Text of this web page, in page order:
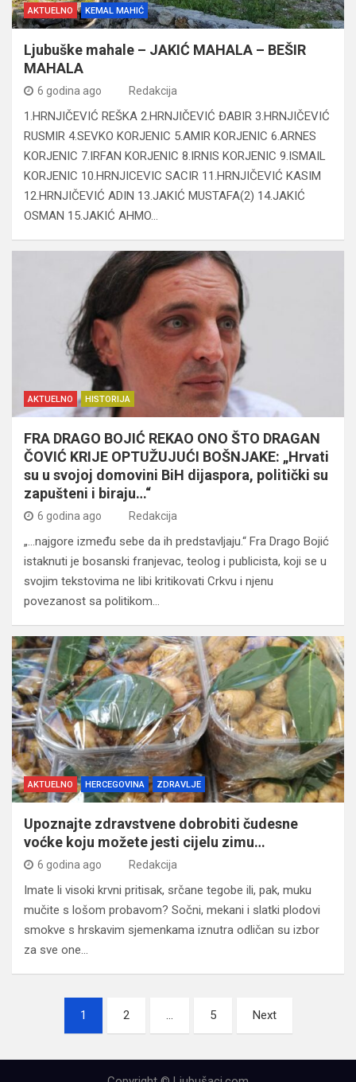
AKTUELNO KEMAL MAHIĆ
Ljubuške mahale – JAKIĆ MAHALA – BEŠIR
MAHALA
6 godina ago Redakcija
1.HRNJIČEVIĆ REŠKA 2.HRNJIČEVIĆ ĐABIR 3.HRNJIČEVIĆ
RUSMIR 4.SEVKO KORJENIC 5.AMIR KORJENIC 6.ARNES
KORJENIC 7.IRFAN KORJENIC 8.IRNIS KORJENIC 9.ISMAIL
KORJENIC 10.HRNJICEVIC SACIR 11.HRNJIČEVIĆ KASIM
12.HRNJIČEVIĆ ADIN 13.JAKIĆ MUSTAFA(2) 14.JAKIĆ
OSMAN 15.JAKIĆ AHMO…
AKTUELNO HISTORIJA
FRA DRAGO BOJIĆ REKAO ONO ŠTO DRAGAN
ČOVIĆ KRIJE OPTUŽUJUĆI BOŠNJAKE: „Hrvati
su u svojoj domovini BiH dijaspora, politički su
zapušteni i biraju…“
6 godina ago Redakcija
„…najgore između sebe da ih predstavljaju.“ Fra Drago Bojić
istaknuti je bosanski franjevac, teolog i publicista, koji se u
svojim tekstovima ne libi kritikovati Crkvu i njenu
povezanost sa politikom…
AKTUELNO HERCEGOVINA ZDRAVLJE
Upoznajte zdravstvene dobrobiti čudesne
voćke koju možete jesti cijelu zimu…
6 godina ago Redakcija
Imate li visoki krvni pritisak, srčane tegobe ili, pak, muku
mučite s lošom probavom? Sočni, mekani i slatki plodovi
smokve s hrskavim sjemenkama iznutra odličan su izbor
za sve one…
Navigacija
člancima
1 2 … 5 Next